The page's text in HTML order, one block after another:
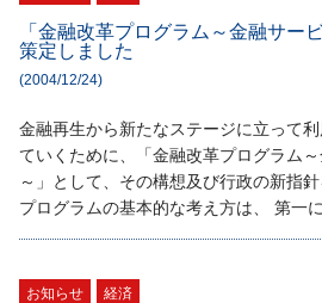
「金融改革プログラム～金融サー
策定しました
(2004/12/24)
金融再生から新たなステージに立って
ていくために、「金融改革プログラム
～」として、その構想及び行政の新指
プログラムの基本的な考え方は、 第一
お知らせ 経済